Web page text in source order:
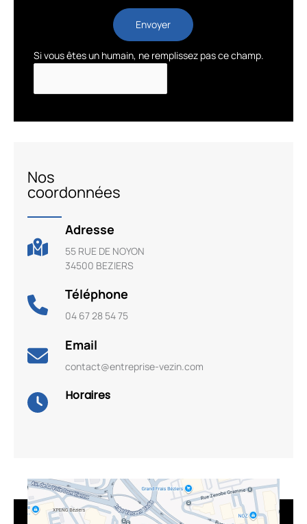
Envoyer
Si vous êtes un humain, ne remplissez pas ce champ.
Nos
coordonnées
Adresse
55 RUE DE NOYON
34500 BEZIERS
Téléphone
04 67 28 54 75
Email
contact@entreprise-vezin.com
Horaires